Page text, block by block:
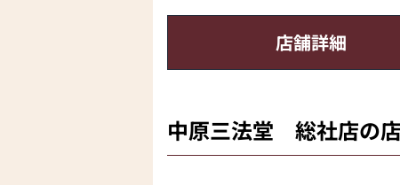
店舗詳細
中原三法堂 総社店の